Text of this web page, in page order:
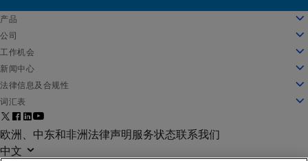
产品
云计算
安全性
内容交付
所有产品和试用机会
全球服务
公司
关于我们
公司发展历程
领导团队
奖项
董事会
面向创新的基础架构
投资者关系
工作机会
工作机会
在 Akamai 工作
学生和应届毕业生
包容性工作场所
搜索职位
文化博客
新闻中心
新闻中心
新闻稿
媒体报道
媒体资源
法律信息及合规性
法律信息
信息安全合规
隐私信任中心
隐私声明
词汇表
什么是 API 安全防护？
什么是 CDN？
什么是云计算？
欧洲、中东和非洲法律声明服务状态联系我们
中文
English
Deutsch
Español
Français
Italiano
Português
中文
日本語
한국어